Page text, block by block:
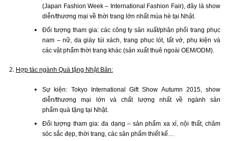
(Japan Fashion Week – International Fashion Fair), đây là show
diễn/thương mại về thời trang lớn nhất mùa hè tại Nhật.
Đối tượng tham gia: các công ty sản xuất/phân phối trang phục
nam – nữ, da giày túi xách, trang phục lót, tất vớ, phụ kiện và
các vật phẩm thời trang khác (sản xuất thuê ngoài OEM/ODM).
Hợp tác ngành Quà tặng Nhật Bản:
Sự kiện: Tokyo International Gift Show Autumn 2015, show
diễn/thương mại lớn và chất lượng nhất về ngành sản
phẩm quà tặng tại Nhật.
Đối tượng tham gia: đa dạng – sản phẩm xa xỉ, nội thất, chăm
sóc sắc đẹp, thời trang, các sản phẩm thiết kế…